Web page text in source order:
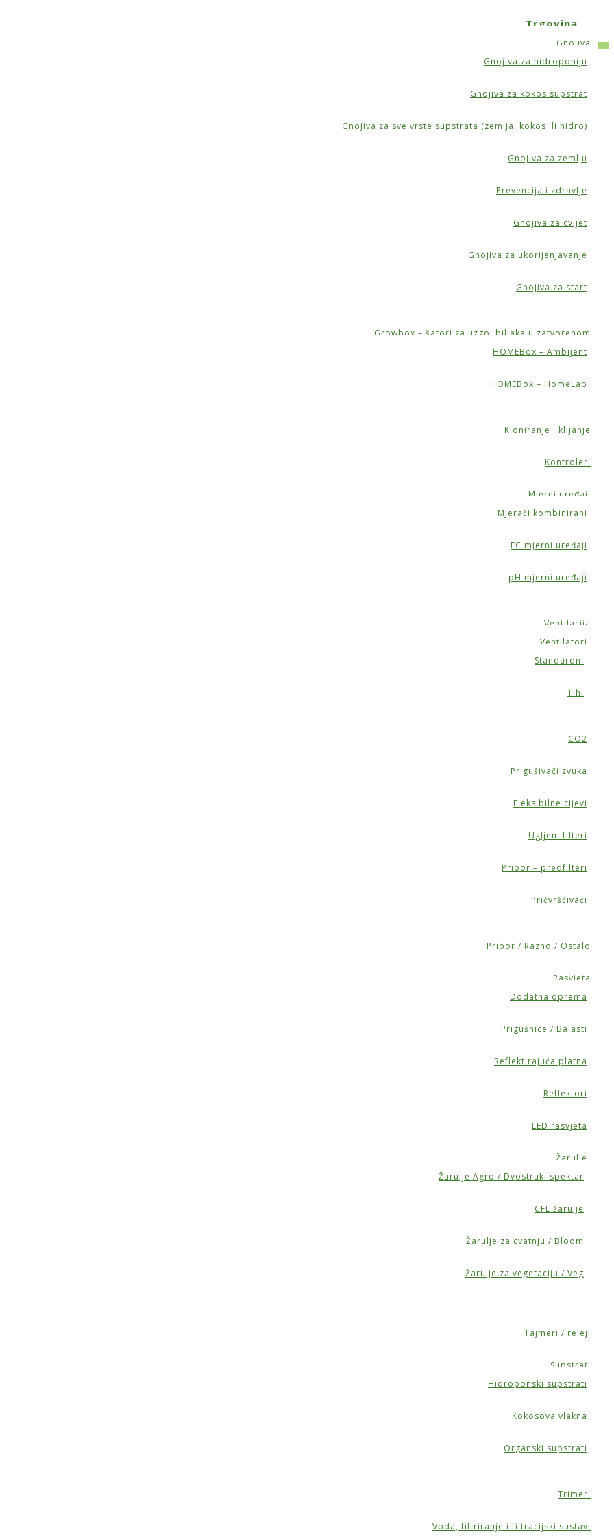
Trgovina
Gnojiva
Gnojiva za hidroponiju
Gnojiva za kokos supstrat
Gnojiva za sve vrste supstrata (zemlja, kokos ili hidro)
Gnojiva za zemlju
Prevencija i zdravlje
Gnojiva za cvijet
Gnojiva za ukorijenjavanje
Gnojiva za start
Growbox – šatori za uzgoj biljaka u zatvorenom
HOMEBox – Ambijent
HOMEBox – HomeLab
Kloniranje i klijanje
Kontroleri
Mjerni uređaji
Mjerači kombinirani
EC mjerni uređaji
pH mjerni uređaji
Ventilacija
Ventilatori
Standardni
Tihi
CO2
Prigušivači zvuka
Fleksibilne cijevi
Ugljeni filteri
Pribor – predfilteri
Pričvršćivači
Pribor / Razno / Ostalo
Rasvjeta
Dodatna oprema
Prigušnice / Balasti
Reflektirajuća platna
Reflektori
LED rasvjeta
Žarulje
Žarulje Agro / Dvostruki spektar
CFL žarulje
Žarulje za cvatnju / Bloom
Žarulje za vegetaciju / Veg
Tajmeri / releji
Supstrati
Hidroponski supstrati
Kokosova vlakna
Organski supstrati
Trimeri
Voda, filtriranje i filtracijski sustavi
WHSP EC-TC 800 m³/h Silent
ventilatori svih vremena – potpuno novi, visokoučinkoviti, izvrsni
kontrolom temperature.
Preispitali smo princip strujanja zraka i postigli neusporedivo
prema našem dokazano robusnom standardu kvalitete,
u potpuno zvučno izolirano kućište. Zvučno izolirano
osiguravaju posebno tih rad. Navlaka je u potpunosti
otporan na udarce.
800 m³/h Silent”
za sljedeći put kada budem komentirao.